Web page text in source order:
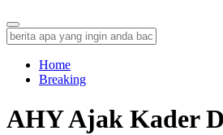
Home
Breaking
AHY Ajak Kader